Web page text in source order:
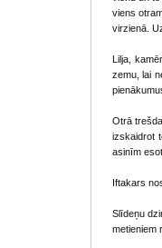
viens
virzienā.
Lilja,
zemu, lai
Otrā
izskaidrot
asinīm
Iftakars
Slīdeņu
metieniem